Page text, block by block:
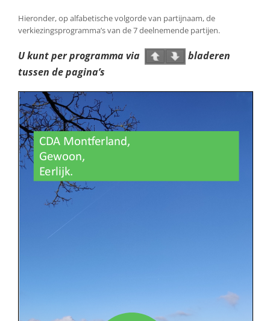
Hieronder, op alfabetische volgorde van partijnaam, de
verkiezingsprogramma’s van de 7 deelnemende partijen.
U kunt per programma via
bladeren
tussen de pagina’s